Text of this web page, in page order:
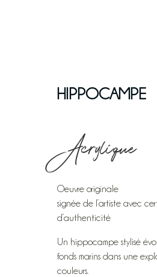
HIPPOCAMPE
Acrylique
Oeuvre originale
signée de l’artiste avec
d’authenticité
Un hippocampe stylisé
fonds marins dans une
couleurs.